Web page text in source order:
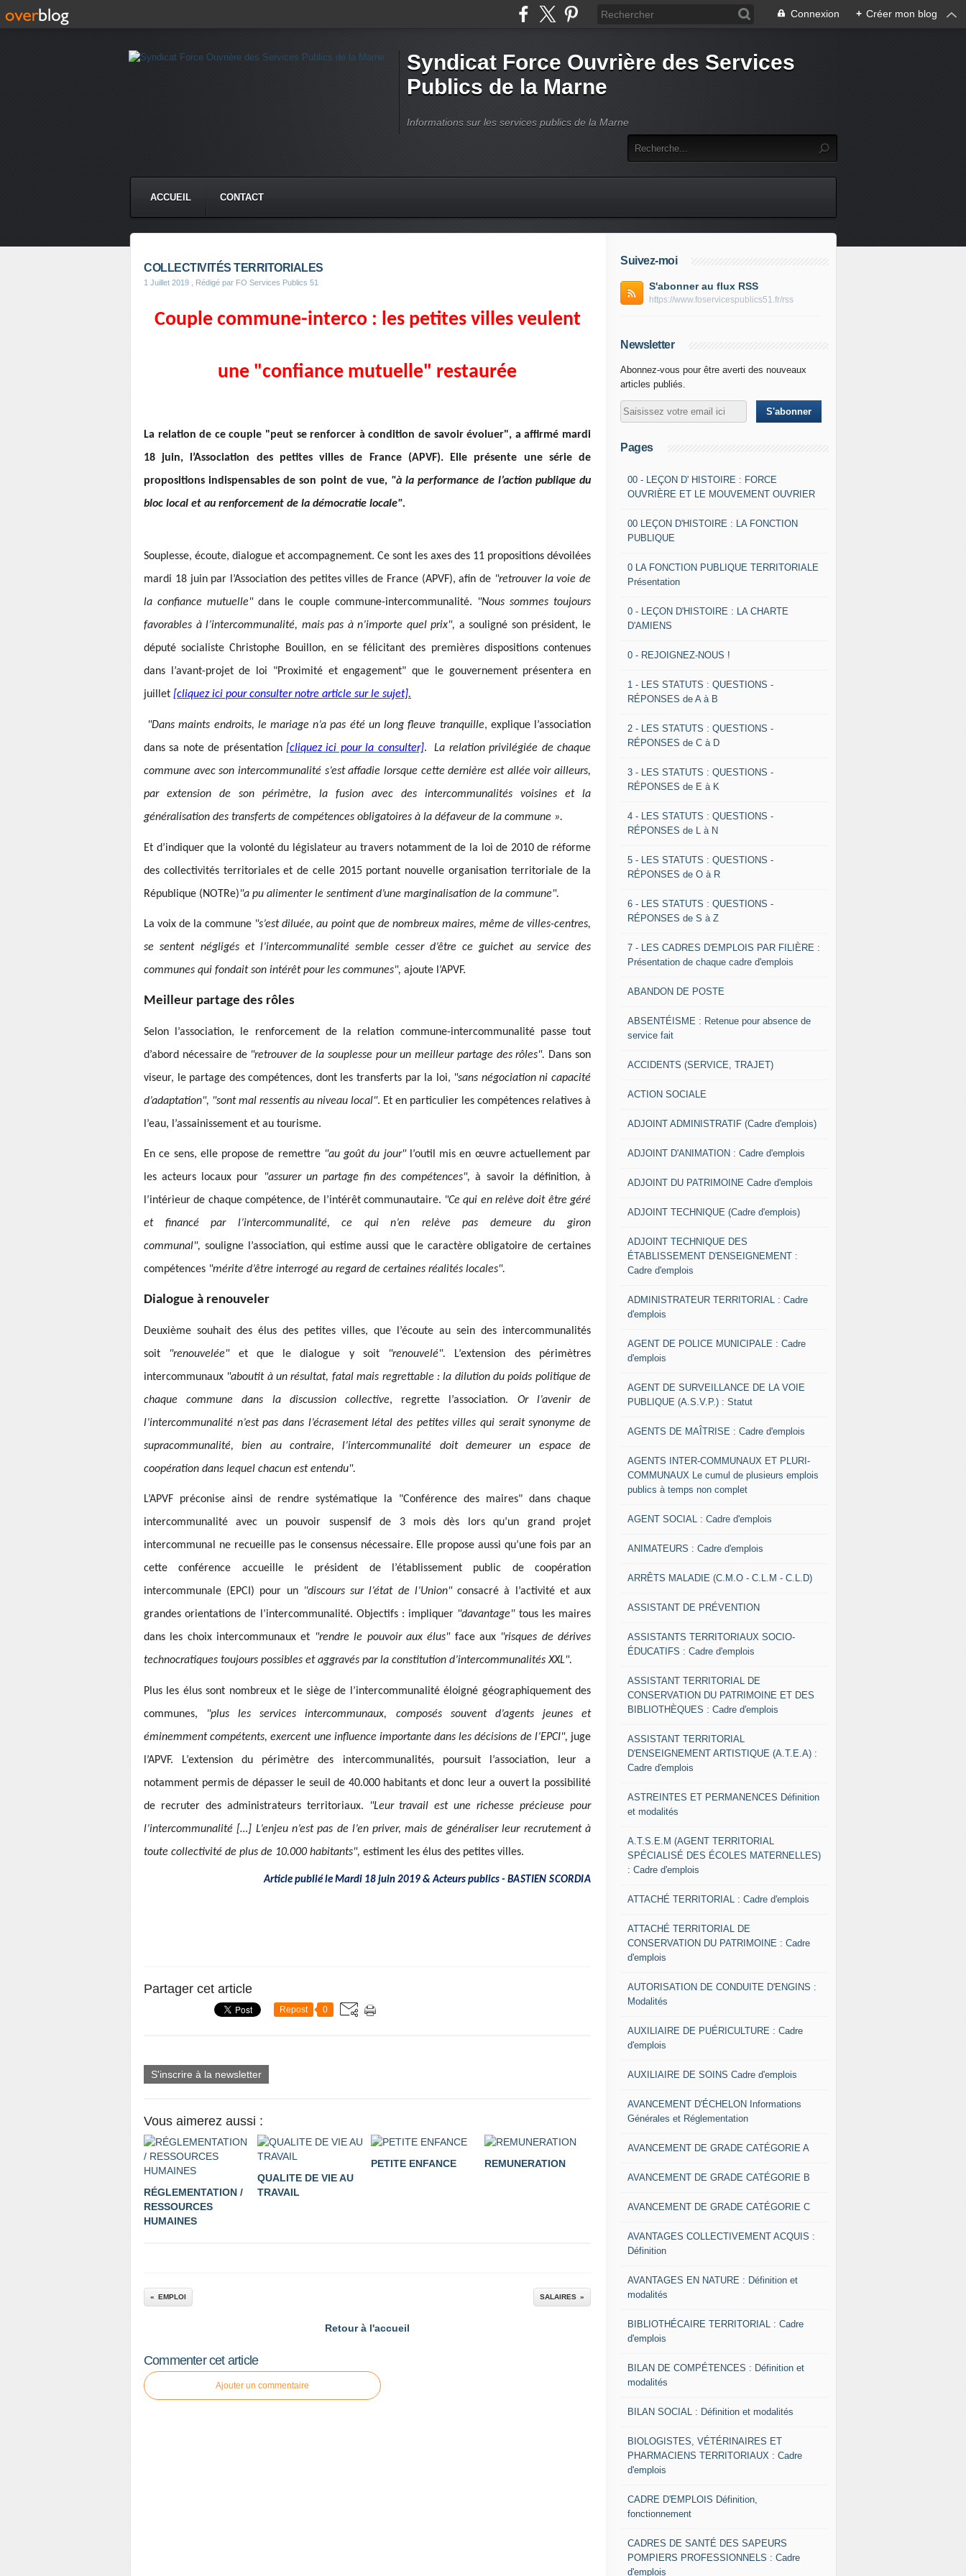
Connexion + Créer mon blog
Syndicat Force Ouvrière des Services
Publics de la Marne
Informations sur les services publics de la Marne
ACCUEIL CONTACT
COLLECTIVITÉS TERRITORIALES
1 Juillet 2019 , Rédigé par FO Services Publics 51
Couple commune-interco : les petites villes veulent
une "confiance mutuelle" restaurée
La relation de ce couple "peut se renforcer à condition de savoir évoluer", a affirmé mardi
18 juin, l’Association des petites villes de France (APVF). Elle présente une série de
propositions indispensables de son point de vue, "à la performance de l’action publique du
bloc local et au renforcement de la démocratie locale".
Souplesse, écoute, dialogue et accompagnement. Ce sont les axes des 11 propositions dévoilées
mardi 18 juin par l’Association des petites villes de France (APVF), afin de "retrouver la voie de
la confiance mutuelle" dans le couple commune-intercommunalité.
"Nous sommes toujours
favorables à l’intercommunalité, mais pas à n’importe quel prix", a souligné son président, le
député socialiste Christophe Bouillon, en se félicitant des premières dispositions contenues
dans l’avant-projet de loi "Proximité et engagement" que le gouvernement présentera en
juillet [cliquez ici pour consulter notre article sur le sujet].
"Dans maints endroits, le mariage n’a pas été un long fleuve tranquille, explique l’association
dans sa note de présentation [cliquez ici pour la consulter]. La relation privilégiée de chaque
commune avec son intercommunalité s’est affadie lorsque cette dernière est allée voir ailleurs,
par extension de son périmètre, la fusion avec des intercommunalités voisines et la
généralisation des transferts de compétences obligatoires à la défaveur de la commune ».
Et d’indiquer que la volonté du législateur au travers notamment de la loi de 2010 de réforme
des collectivités territoriales et de celle 2015 portant nouvelle organisation territoriale de la
République (NOTRe)"a pu alimenter le sentiment d’une marginalisation de la commune".
La voix de la commune "s’est diluée, au point que de nombreux maires, même de villes-centres,
se sentent négligés et l’intercommunalité semble cesser d’être ce guichet au service des
communes qui fondait son intérêt pour les communes", ajoute l’APVF.
Meilleur partage des rôles
Selon l’association, le renforcement de la relation commune-intercommunalité passe tout
d’abord nécessaire de"retrouver de la souplesse pour un meilleur partage des rôles". Dans son
viseur, le partage des compétences, dont les transferts par la loi, "sans négociation ni capacité
d’adaptation", "sont mal ressentis au niveau local". Et en particulier les compétences relatives à
l’eau, l’assainissement et au tourisme.
En ce sens, elle propose de remettre "au goût du jour" l’outil mis en œuvre actuellement par
les acteurs locaux pour "assurer un partage fin des compétences", à savoir la définition, à
l’intérieur de chaque compétence, de l’intérêt communautaire. "Ce qui en relève doit être géré
et financé par l’intercommunalité, ce qui n’en relève pas demeure du giron
communal", souligne l’association, qui estime aussi que le caractère obligatoire de certaines
compétences "mérite d’être interrogé au regard de certaines réalités locales".
Dialogue à renouveler
Deuxième souhait des élus des petites villes, que l’écoute au sein des intercommunalités
soit
"renouvelée"et que le dialogue y soit "renouvelé". L’extension des périmètres
intercommunaux "aboutit à un résultat, fatal mais regrettable : la dilution du poids politique de
chaque commune dans la discussion collective, regrette l’association. Or l’avenir de
l’intercommunalité n’est pas dans l’écrasement létal des petites villes qui serait synonyme de
supracommunalité, bien au contraire, l’intercommunalité doit demeurer un espace de
coopération dans lequel chacun est entendu".
L’APVF préconise ainsi de rendre systématique la "Conférence des maires" dans chaque
intercommunalité avec un pouvoir suspensif de 3 mois dès lors qu’un grand projet
intercommunal ne recueille pas le consensus nécessaire. Elle propose aussi qu’une fois par an
cette conférence accueille le président de l’établissement public de coopération
intercommunale (EPCI) pour un "discours sur l’état de l’Union"consacré à l’activité et aux
grandes orientations de l’intercommunalité. Objectifs : impliquer "davantage" tous les maires
dans les choix intercommunaux et "rendre le pouvoir aux élus" face aux "risques de dérives
technocratiques toujours possibles et aggravés par la constitution d’intercommunalités XXL".
Plus les élus sont nombreux et le siège de l’intercommunalité éloigné géographiquement des
communes,
"plus les services intercommunaux, composés souvent d’agents jeunes et
éminemment compétents, exercent une influence importante dans les décisions de l’EPCI", juge
l’APVF. L’extension du périmètre des intercommunalités, poursuit l’association, leur a
notamment permis de dépasser le seuil de 40.000 habitants et donc leur a ouvert la possibilité
de recruter des administrateurs territoriaux.
"Leur travail est une richesse précieuse pour
l’intercommunalité […] L’enjeu n’est pas de l’en priver, mais de généraliser leur recrutement à
toute collectivité de plus de 10.000 habitants", estiment les élus des petites villes.
Article publié le Mardi 18 juin 2019 & Acteurs publics - BASTIEN SCORDIA
Partager cet article
Repost 0
S'inscrire à la newsletter
Vous aimerez aussi :
RÉGLEMENTATION /
RESSOURCES
HUMAINES
QUALITE DE VIE AU
TRAVAIL
PETITE ENFANCE REMUNERATION
EMPLOI SALAIRES
Retour à l'accueil
Commenter cet article
Ajouter un commentaire
Suivez-moi
S'abonner au flux RSS
https://www.foservicespublics51.fr/rss
Newsletter
Abonnez-vous pour être averti des nouveaux
articles publiés.
Pages
00 - LEÇON D' HISTOIRE : FORCE
OUVRIÈRE ET LE MOUVEMENT OUVRIER
00 LEÇON D'HISTOIRE : LA FONCTION
PUBLIQUE
0 LA FONCTION PUBLIQUE TERRITORIALE
Présentation
0 - LEÇON D'HISTOIRE : LA CHARTE
D'AMIENS
0 - REJOIGNEZ-NOUS !
1 - LES STATUTS : QUESTIONS -
RÉPONSES de A à B
2 - LES STATUTS : QUESTIONS -
RÉPONSES de C à D
3 - LES STATUTS : QUESTIONS -
RÉPONSES de E à K
4 - LES STATUTS : QUESTIONS -
RÉPONSES de L à N
5 - LES STATUTS : QUESTIONS -
RÉPONSES de O à R
6 - LES STATUTS : QUESTIONS -
RÉPONSES de S à Z
7 - LES CADRES D'EMPLOIS PAR FILIÈRE :
Présentation de chaque cadre d'emplois
ABANDON DE POSTE
ABSENTÉISME : Retenue pour absence de
service fait
ACCIDENTS (SERVICE, TRAJET)
ACTION SOCIALE
ADJOINT ADMINISTRATIF (Cadre d'emplois)
ADJOINT D'ANIMATION : Cadre d'emplois
ADJOINT DU PATRIMOINE Cadre d'emplois
ADJOINT TECHNIQUE (Cadre d'emplois)
ADJOINT TECHNIQUE DES
ÉTABLISSEMENT D'ENSEIGNEMENT :
Cadre d'emplois
ADMINISTRATEUR TERRITORIAL : Cadre
d'emplois
AGENT DE POLICE MUNICIPALE : Cadre
d'emplois
AGENT DE SURVEILLANCE DE LA VOIE
PUBLIQUE (A.S.V.P.) : Statut
AGENTS DE MAÎTRISE : Cadre d'emplois
AGENTS INTER-COMMUNAUX ET PLURI-
COMMUNAUX Le cumul de plusieurs emplois
publics à temps non complet
AGENT SOCIAL : Cadre d'emplois
ANIMATEURS : Cadre d'emplois
ARRÊTS MALADIE (C.M.O - C.L.M - C.L.D)
ASSISTANT DE PRÉVENTION
ASSISTANTS TERRITORIAUX SOCIO-
ÉDUCATIFS : Cadre d'emplois
ASSISTANT TERRITORIAL DE
CONSERVATION DU PATRIMOINE ET DES
BIBLIOTHÈQUES : Cadre d'emplois
ASSISTANT TERRITORIAL
D'ENSEIGNEMENT ARTISTIQUE (A.T.E.A) :
Cadre d'emplois
ASTREINTES ET PERMANENCES Définition
et modalités
A.T.S.E.M (AGENT TERRITORIAL
SPÉCIALISÉ DES ÉCOLES MATERNELLES)
: Cadre d'emplois
ATTACHÉ TERRITORIAL : Cadre d'emplois
ATTACHÉ TERRITORIAL DE
CONSERVATION DU PATRIMOINE : Cadre
d'emplois
AUTORISATION DE CONDUITE D'ENGINS :
Modalités
AUXILIAIRE DE PUÉRICULTURE : Cadre
d'emplois
AUXILIAIRE DE SOINS Cadre d'emplois
AVANCEMENT D'ÉCHELON Informations
Générales et Réglementation
AVANCEMENT DE GRADE CATÉGORIE A
AVANCEMENT DE GRADE CATÉGORIE B
AVANCEMENT DE GRADE CATÉGORIE C
AVANTAGES COLLECTIVEMENT ACQUIS :
Définition
AVANTAGES EN NATURE : Définition et
modalités
BIBLIOTHÉCAIRE TERRITORIAL : Cadre
d'emplois
BILAN DE COMPÉTENCES : Définition et
modalités
BILAN SOCIAL : Définition et modalités
BIOLOGISTES, VÉTÉRINAIRES ET
PHARMACIENS TERRITORIAUX : Cadre
d'emplois
CADRE D'EMPLOIS Définition,
fonctionnement
CADRES DE SANTÉ DES SAPEURS
POMPIERS PROFESSIONNELS : Cadre
d'emplois